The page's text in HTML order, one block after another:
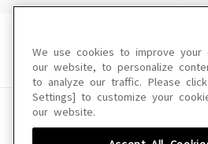
このサ
We use cookies to improve your
our website, to personalize
to analyze our traffic. Please
Settings] to customize your
our website.